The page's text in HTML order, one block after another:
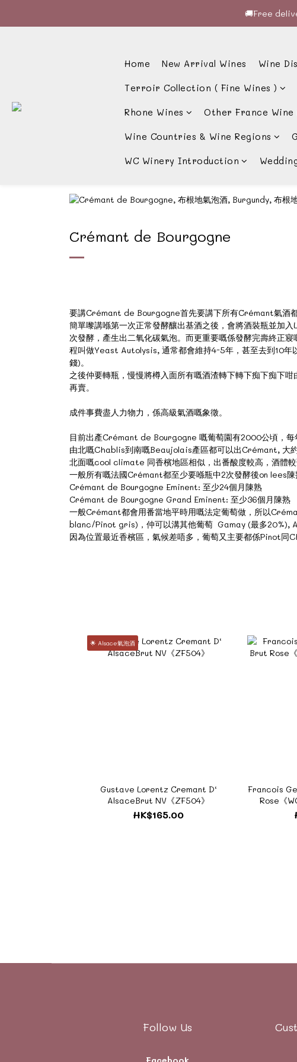
🚚Free
🚚Free
🚚Free
Home New Arrival Wines Wine
Terroir Collection ( Fine Wines )
Rhone Wines Other France Wine
Wine Countries & Wine Regions
WC Winery Introduction
Crémant de Bourgogne
要講Crémant de Bourgogne首先要講下所有Crémant氣酒都
簡單嚟講喺第一次正常發酵釀出基酒之後，會將酒裝瓶並加
次發酵，產生出二氧化碳氣泡。而更重要嘅係發酵完壽終正
程叫做Yeast Autolysis, 通常都會維持4-5年，甚至去到10年
錢)。
之後仲要轉瓶，慢慢將樽入面所有嘅酒渣轉下轉下痴下痴下
再賣。
成件事費盡人力物力，係高級氣酒嘅象徵。
目前出產Crémant de Bourgogne 嘅葡萄園有2000公頃，每
由北嘅Chablis到南嘅Beaujolais產區都可以出Crémant, 大
北面嘅cool climate 同香檳地區相似，出番酸度較高，酒體
一般所有嘅法國Crémant都至少要喺瓶中2次發酵後on lees
Crémant de Bourgogne Eminent: 至少24個月陳熟
Crémant de Bourgogne Grand Eminent: 至少36個月陳熟
一般Crémant都會用番當地平時用嘅法定葡萄做，所以
blanc/Pinot gris)，仲可以溝其他葡萄 Gamay (最多20%),
因為位置最近香檳區，氣候差唔多，葡萄又主要都係Pinot同
🌟 Alsace氣泡酒
Gustave Lorentz Cremant D‘
AlsaceBrut NV《ZF504》
HK$165.00
Francois
Rose《
Follow Us